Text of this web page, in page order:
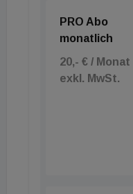
Erika Hochrieser,
Veränderung sei ein
Erfolgsgeschichte
weiterzuschreiben,
PRO Abo
monatlich
20,- € / Monat
exkl. MwSt.